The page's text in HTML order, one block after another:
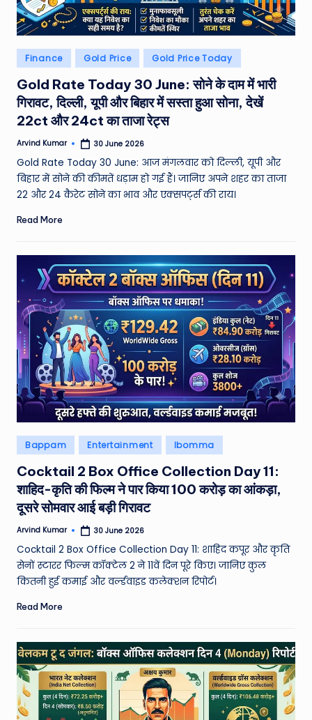
Posted
in
Finance Gold Price Gold Price Today
Gold Rate Today 30 June: सोने के दाम में भारी
गिरावट, दिल्ली, यूपी और बिहार में सस्ता हुआ सोना, देखें
22ct और 24ct का ताजा रेट्स
Posted
Arvind Kumar 30 June 2026
Gold Rate Today 30 June: आज मंगलवार को दिल्ली, यूपी और
बिहार में सोने की कीमतें धड़ाम हो गई हैं। जानिए अपने शहर का ताजा
22 और 24 कैरेट सोने का भाव और एक्सपर्ट्स की राय।
Read More
Posted
in
Bappam Entertainment Ibomma
Cocktail 2 Box Office Collection Day 11:
शाहिद-कृति की फिल्म ने पार किया 100 करोड़ का आंकड़ा,
दूसरे सोमवार आई बड़ी गिरावट
Posted
Arvind Kumar 30 June 2026
Cocktail 2 Box Office Collection Day 11: शाहिद कपूर और कृति
सेनों स्टारर फिल्म कॉक्टेल 2 ने 11वें दिन पूरे किए। जानिए कुल
कितनी हुई कमाई और वर्ल्डवाइड कलेक्शन रिपोर्ट।
Read More